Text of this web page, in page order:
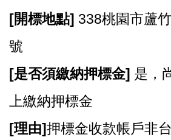
[開標地點] 338桃園市蘆
號
[是否須繳納押標金] 是，
上繳納押標金
[理由]押標金收款帳戶非